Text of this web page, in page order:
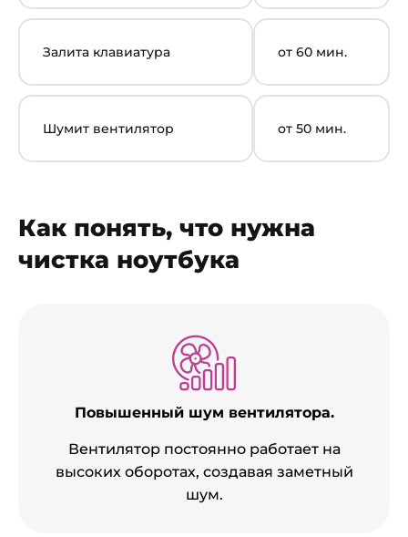
Залита клавиатура от 60 мин.
Шумит вентилятор от 50 мин.
Как понять, что нужна
чистка ноутбука
Повышенный шум вентилятора.
Вентилятор постоянно работает на
высоких оборотах, создавая заметный
шум.